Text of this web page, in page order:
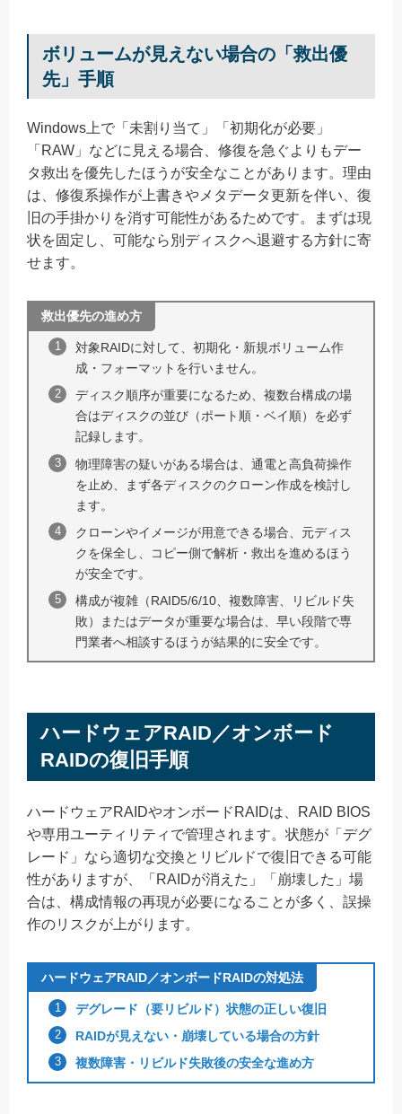
ボリュームが見えない場合の「救出優
先」手順
Windows上で「未割り当て」「初期化が必要」
「RAW」などに見える場合、修復を急ぐよりもデー
タ救出を優先したほうが安全なことがあります。理由
は、修復系操作が上書きやメタデータ更新を伴い、復
旧の手掛かりを消す可能性があるためです。まずは現
状を固定し、可能なら別ディスクへ退避する方針に寄
せます。
救出優先の進め方
対象RAIDに対して、初期化・新規ボリューム作
成・フォーマットを行いません。
ディスク順序が重要になるため、複数台構成の場
合はディスクの並び（ポート順・ベイ順）を必ず
記録します。
物理障害の疑いがある場合は、通電と高負荷操作
を止め、まず各ディスクのクローン作成を検討し
ます。
クローンやイメージが用意できる場合、元ディス
クを保全し、コピー側で解析・救出を進めるほう
が安全です。
構成が複雑（RAID5/6/10、複数障害、リビルド失
敗）またはデータが重要な場合は、早い段階で専
門業者へ相談するほうが結果的に安全です。
ハードウェアRAID／オンボード
RAIDの復旧手順
ハードウェアRAIDやオンボードRAIDは、RAID BIOS
や専用ユーティリティで管理されます。状態が「デグ
レード」なら適切な交換とリビルドで復旧できる可能
性がありますが、「RAIDが消えた」「崩壊した」場
合は、構成情報の再現が必要になることが多く、誤操
作のリスクが上がります。
ハードウェアRAID／オンボードRAIDの対処法
デグレード（要リビルド）状態の正しい復旧
RAIDが見えない・崩壊している場合の方針
複数障害・リビルド失敗後の安全な進め方